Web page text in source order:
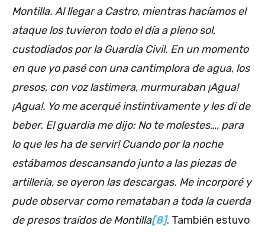
Montilla. Al llegar a Castro, mientras hacíamos el
ataque los tuvieron todo el día a pleno sol,
custodiados por la Guardia Civil. En un momento
en que yo pasé con una cantimplora de agua, los
presos, con voz lastimera, murmuraban ¡Agua!
¡Agua!. Yo me acerqué instintivamente y les di de
beber. El guardia me dijo: No te molestes…, para
lo que les ha de servir! Cuando por la noche
estábamos descansando junto a las piezas de
artillería, se oyeron las descargas. Me incorporé y
pude observar como remataban a toda la cuerda
de presos traídos de Montilla[8]. También estuvo